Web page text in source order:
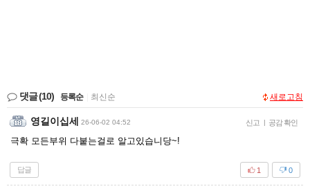
댓글(10) 등록순 최신순 새로고침
영길이십세 26-06-02 04:52 신고 | 공감 확인
극확 모든부위 다붙는걸로 알고있습니당~!
답글 0
1